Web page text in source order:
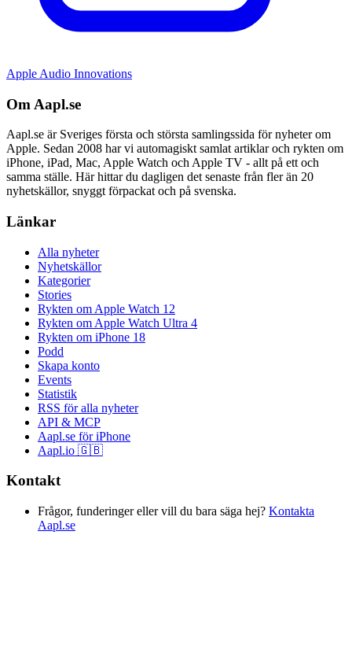
Apple Audio Innovations
Om Aapl.se
Aapl.se är Sveriges första och största samlingssida för nyheter om
Apple. Sedan 2008 har vi automagiskt samlat artiklar och rykten om
iPhone, iPad, Mac, Apple Watch och Apple TV - allt på ett och
samma ställe. Här hittar du dagligen det senaste från fler än 20
nyhetskällor, snyggt förpackat och på svenska.
Länkar
Alla nyheter
Nyhetskällor
Kategorier
Stories
Rykten om Apple Watch 12
Rykten om Apple Watch Ultra 4
Rykten om iPhone 18
Podd
Skapa konto
Events
Statistik
RSS för alla nyheter
API & MCP
Aapl.se för iPhone
Aapl.io 🇬🇧
Kontakt
Frågor, funderinger eller vill du bara säga hej? Kontakta
Aapl.se